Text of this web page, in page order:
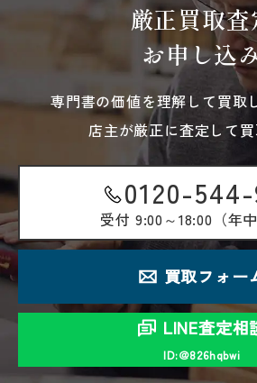
厳正買取
お申し込
専門書の価値を理解して買取
店主が厳正に査定して買
0120-
受付 9:00～18:00（年中
買取フォー
LINE査定相
ID:＠826hqbwi